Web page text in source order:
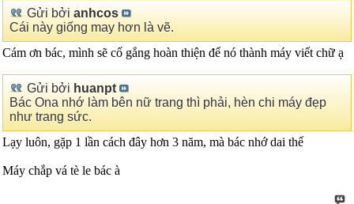
Gửi bởi anhcos
Cái này giống may hơn là vẽ.
Cám ơn bác, mình sẽ cố gắng hoàn thiện để nó thành máy viết chữ ạ
Gửi bởi huanpt
Bác Ona nhớ làm bên nữ trang thì phải, hèn chi máy đẹp
như trang sức.
Lạy luôn, gặp 1 lần cách đây hơn 3 năm, mà bác nhớ dai thế
Máy chắp vá tè le bác à